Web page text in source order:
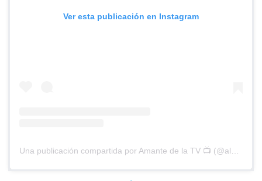
Ver esta publicación en Instagram